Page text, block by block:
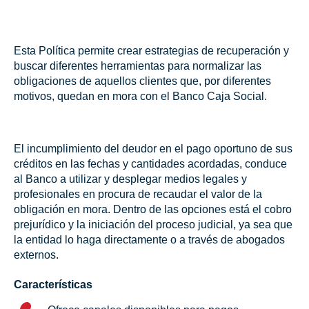
Esta Política permite crear estrategias de recuperación y
buscar diferentes herramientas para normalizar las
obligaciones de aquellos clientes que, por diferentes
motivos, quedan en mora con el Banco Caja Social.
El incumplimiento del deudor en el pago oportuno de sus
créditos en las fechas y cantidades acordadas, conduce
al Banco a utilizar y desplegar medios legales y
profesionales en procura de recaudar el valor de la
obligación en mora. Dentro de las opciones está el cobro
prejurídico y la iniciación del proceso judicial, ya sea que
la entidad lo haga directamente o a través de abogados
externos.
Características